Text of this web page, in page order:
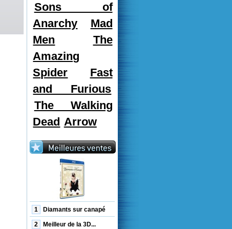
Sons of
Anarchy
Mad
Men
The
Amazing
Spider
Fast
and Furious
The Walking
Dead Arrow
1 Diamants sur canapé
2 Meilleur de la 3D...